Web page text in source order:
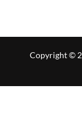
Copyright ©